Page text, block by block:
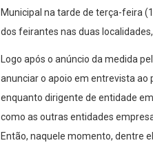
Municipal na tarde de terça-feira
dos feirantes nas duas
Logo após o anúncio da medida
anunciar o apoio em entrevista ao
enquanto dirigente de entidade
como as outras entidades
Então, naquele momento, dentre